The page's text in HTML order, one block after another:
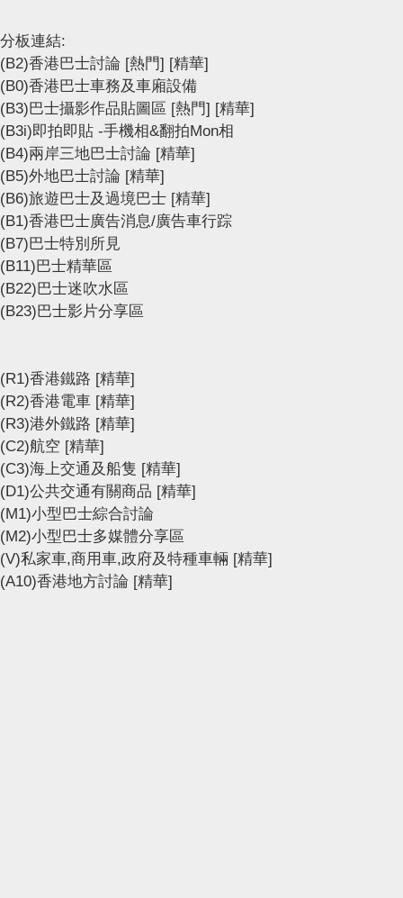
分板連結:
(B2)香港巴士討論 [熱門] [精華]
(B0)香港巴士車務及車廂設備
(B3)巴士攝影作品貼圖區 [熱門] [精華]
(B3i)即拍即貼 -手機相&翻拍Mon相
(B4)兩岸三地巴士討論 [精華]
(B5)外地巴士討論 [精華]
(B6)旅遊巴士及過境巴士 [精華]
(B1)香港巴士廣告消息/廣告車行踪
(B7)巴士特別所見
(B11)巴士精華區
(B22)巴士迷吹水區
(B23)巴士影片分享區
(R1)香港鐵路 [精華]
(R2)香港電車 [精華]
(R3)港外鐵路 [精華]
(C2)航空 [精華]
(C3)海上交通及船隻 [精華]
(D1)公共交通有關商品 [精華]
(M1)小型巴士綜合討論
(M2)小型巴士多媒體分享區
(V)私家車,商用車,政府及特種車輛 [精華]
(A10)香港地方討論 [精華]